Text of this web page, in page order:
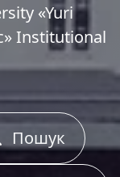
«Yuri
Institutional
Пошук